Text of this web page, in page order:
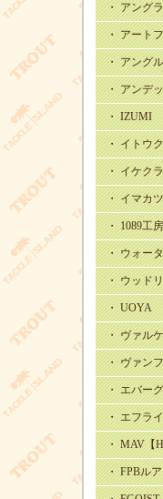
・ アング
・ アート
・ アングル
・ アンデ
・ IZUMI
・ イトウ
・ イケクラ
・ イマカツ
・ 1089工房
・ ウォー
・ ウッド
・ UOYA
・ ヴァル
・ ヴァン
・ エバー
・ エフラ
・ MAV【
・ FPBル